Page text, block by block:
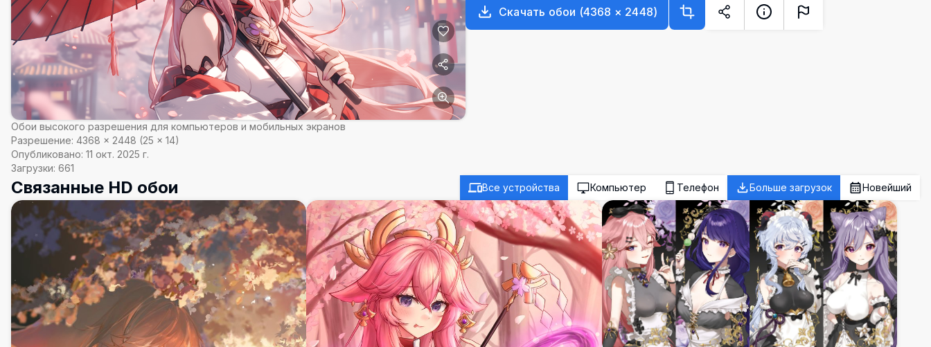
Обои высокого разрешения для компьютеров и мобильных экранов
Разрешение: 4368 × 2448 (25 × 14)
Опубликовано: 11 окт. 2025 г.
Загрузки: 661
Скачать обои (4368 × 2448)
Связанные HD обои Все устройства Компьютер Телефон Больше загрузок Новейший